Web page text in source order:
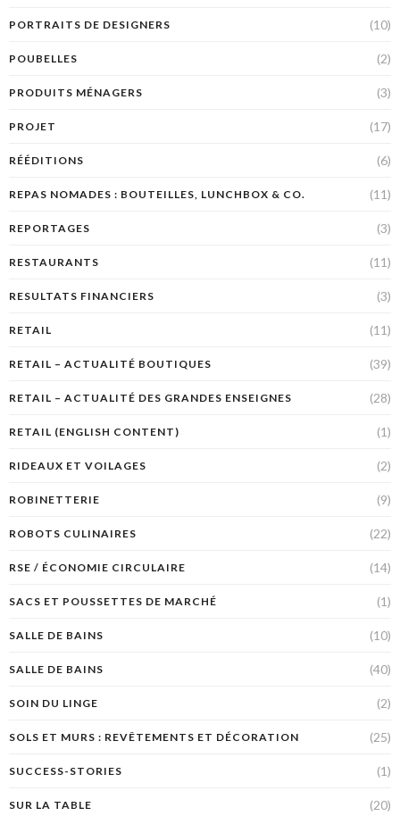
PORTRAITS DE DESIGNERS (10)
POUBELLES (2)
PRODUITS MÉNAGERS (3)
PROJET (17)
RÉÉDITIONS (6)
REPAS NOMADES : BOUTEILLES, LUNCHBOX & CO. (11)
REPORTAGES (3)
RESTAURANTS (11)
RESULTATS FINANCIERS (3)
RETAIL (11)
RETAIL – ACTUALITÉ BOUTIQUES (39)
RETAIL – ACTUALITÉ DES GRANDES ENSEIGNES (28)
RETAIL (ENGLISH CONTENT) (1)
RIDEAUX ET VOILAGES (2)
ROBINETTERIE (9)
ROBOTS CULINAIRES (22)
RSE / ÉCONOMIE CIRCULAIRE (14)
SACS ET POUSSETTES DE MARCHÉ (1)
SALLE DE BAINS (10)
SALLE DE BAINS (40)
SOIN DU LINGE (2)
SOLS ET MURS : REVÊTEMENTS ET DÉCORATION (25)
SUCCESS-STORIES (1)
SUR LA TABLE (20)